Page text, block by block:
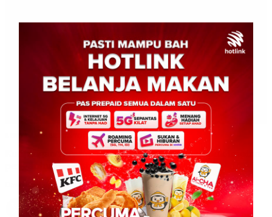
BERITA AM DUNIA WILAYAH SABAH
Kunjungan Hormat Miss World ke Istana pupuk impian
penganjuran Festival Miss World di Sabah
February 10, 2026 0